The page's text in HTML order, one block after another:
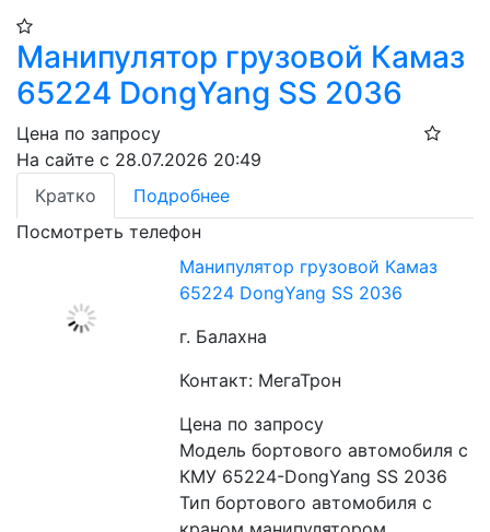
Манипулятор грузовой Камаз
65224 DongYang SS 2036
Цена по запросу
На сайте с 28.07.2026 20:49
Кратко
Подробнее
Посмотреть телефон
Манипулятор грузовой Камаз
65224 DongYang SS 2036
г. Балахна
Контакт: МегаТрон
Цена по запросу
Модель бортового автомобиля с
КМУ 65224-DongYang SS 2036
Тип бортового автомобиля с